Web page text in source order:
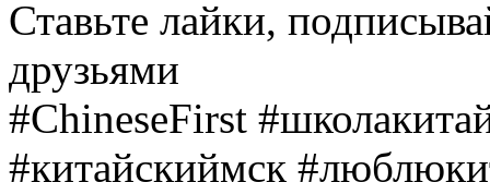
Ставьте лайки,
друзьями
#ChineseFirst
#китайскиймск